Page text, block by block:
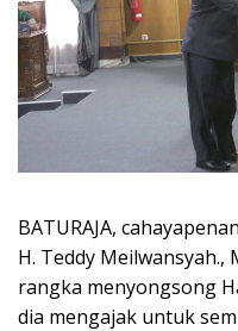
BATURAJA,
H. Teddy Meilwansyah.,
rangka menyongsong
dia mengajak untuk